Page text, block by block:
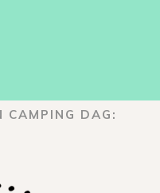
CAMPING DAG: